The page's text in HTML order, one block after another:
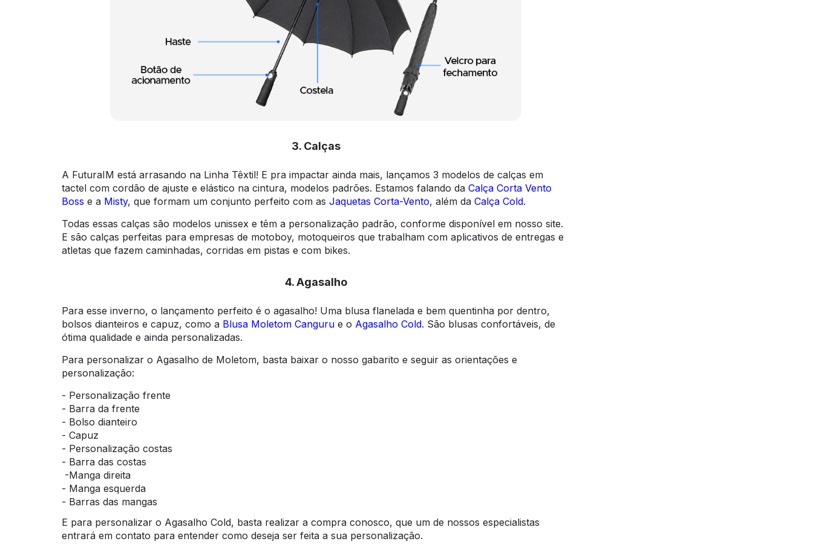
3. Calças
A FuturaIM está arrasando na Linha Têxtil! E pra impactar ainda mais, lançamos 3 modelos de calças em
tactel com cordão de ajuste e elástico na cintura, modelos padrões. Estamos falando da Calça Corta Vento
Boss e a Misty, que formam um conjunto perfeito com as Jaquetas Corta-Vento, além da Calça Cold.
Todas essas calças são modelos unissex e têm a personalização padrão, conforme disponível em nosso site.
E são calças perfeitas para empresas de motoboy, motoqueiros que trabalham com aplicativos de entregas e
atletas que fazem caminhadas, corridas em pistas e com bikes.
4. Agasalho
Para esse inverno, o lançamento perfeito é o agasalho! Uma blusa flanelada e bem quentinha por dentro,
bolsos dianteiros e capuz, como a Blusa Moletom Canguru e o Agasalho Cold. São blusas confortáveis, de
ótima qualidade e ainda personalizadas.
Para personalizar o Agasalho de Moletom, basta baixar o nosso gabarito e seguir as orientações e
personalização:
- Personalização frente
- Barra da frente
- Bolso dianteiro
- Capuz
- Personalização costas
- Barra das costas
-Manga direita
- Manga esquerda
- Barras das mangas
E para personalizar o Agasalho Cold, basta realizar a compra conosco, que um de nossos especialistas
entrará em contato para entender como deseja ser feita a sua personalização.